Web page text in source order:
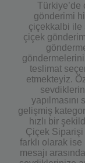
Türkiye’de
gönderimi
çiçekkalbi ile
çiçek
teslimat
etmekteyiz.
gelişmiş
hızlı bir
Çiçek Siparişi
farklı olarak
mesajı